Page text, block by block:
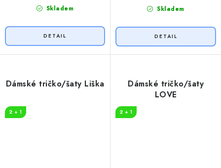
Skladem Skladem
Dámské tričko/šaty Liška
2 + 1
Dámské tričko/šaty
LOVE
2 + 1